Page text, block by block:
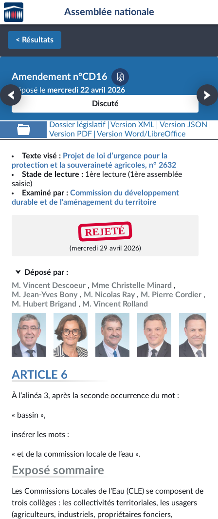
Aller au contenu
Aller en bas de la page
Accèder
à la
page
d'accueil
Assemblée nationale
< Résultats
Amendement n°CD16
Déposé le mercredi 22 avril 2026
Discuté
Dossier législatif Version XML
Version JSON
Version PDF
Version Word/LibreOffice
Texte visé : Projet de loi d’urgence pour la
protection et la souveraineté agricoles, n° 2632
Stade de lecture : 1ère lecture (1ère assemblée
saisie)
Examiné par : Commission du développement
durable et de l'aménagement du territoire
REJETÉ
(mercredi 29 avril 2026)
Déposé par :
M. Vincent Descoeur
Mme Christelle Minard
M. Jean-Yves Bony
M. Nicolas Ray
M. Pierre Cordier
M. Hubert Brigand
M. Vincent Rolland
ARTICLE 6
À l’alinéa 3, après la seconde occurrence du mot :
« bassin »,
insérer les mots :
« et de la commission locale de l’eau ».
Exposé sommaire
Les Commissions Locales de l’Eau (CLE) se composent de
trois collèges : les collectivités territoriales, les usagers
(agriculteurs, industriels, propriétaires fonciers,